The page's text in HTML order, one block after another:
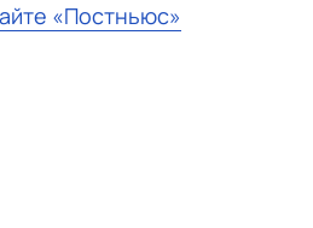
«Постньюс»